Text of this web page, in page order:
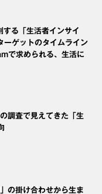
する「生活者インサイ
ーゲットのタイムライン
で求められる、生活に
調査で見えてきた「生
の掛け合わせから生ま